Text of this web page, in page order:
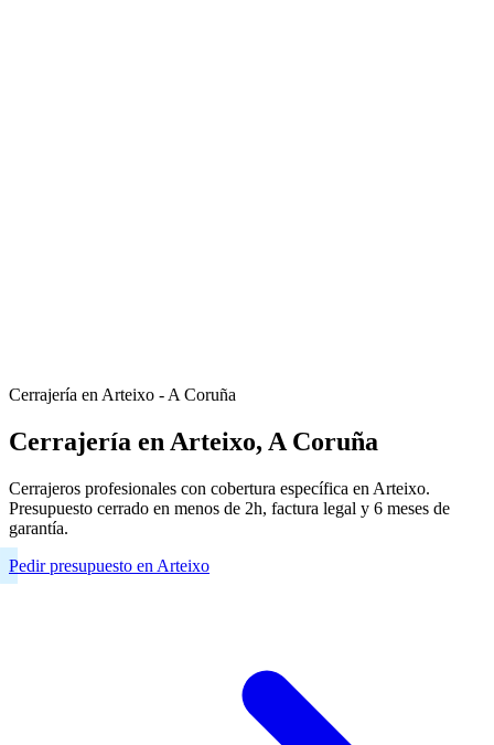
Cerrajería en Arteixo - A Coruña
Cerrajería en Arteixo, A Coruña
Cerrajeros profesionales con cobertura específica en Arteixo.
Presupuesto cerrado en menos de 2h, factura legal y 6 meses de
garantía.
Pedir presupuesto en Arteixo